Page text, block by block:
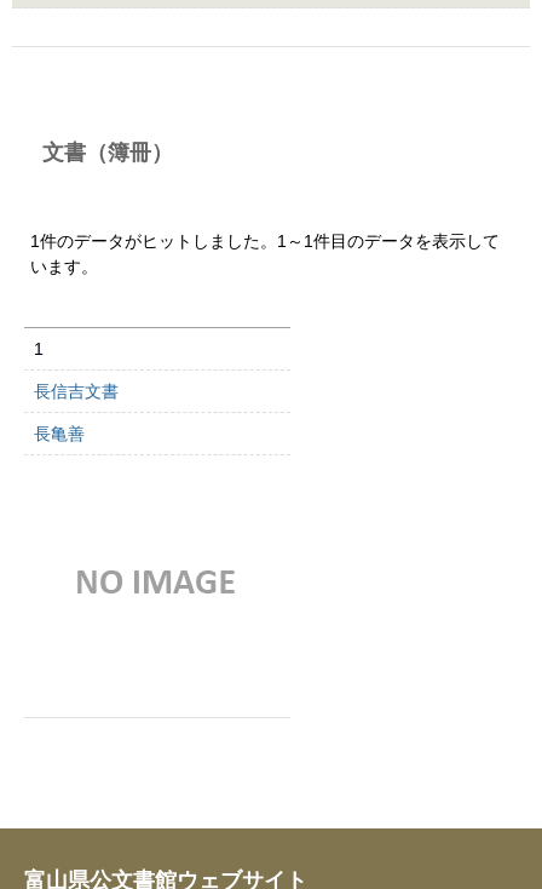
文書（簿冊）
1件のデータがヒットしました。1～1件目のデータを表示して
います。
1
長信吉文書
長亀善
富山県公文書館ウェブサイト